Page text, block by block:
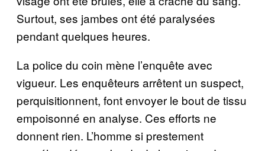
Surtout, ses jambes ont été paralysées
pendant quelques heures.
La police du coin mène l’enquête avec
vigueur. Les enquêteurs arrêtent un suspect,
perquisitionnent, font envoyer le bout de tissu
empoisonné en analyse. Ces efforts ne
donnent rien. L’homme si prestement